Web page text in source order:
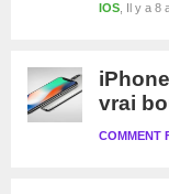
Il y a 8
IOS
vrai
COMMENT